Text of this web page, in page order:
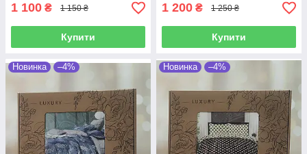
1 100 ₴ 1 150 ₴
Купити
1 200 ₴ 1 250 ₴
Купити
Новинка –4% Новинка –4%